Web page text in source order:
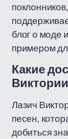
блог о моде
примером
Какие
Лазич
песен,
добиться